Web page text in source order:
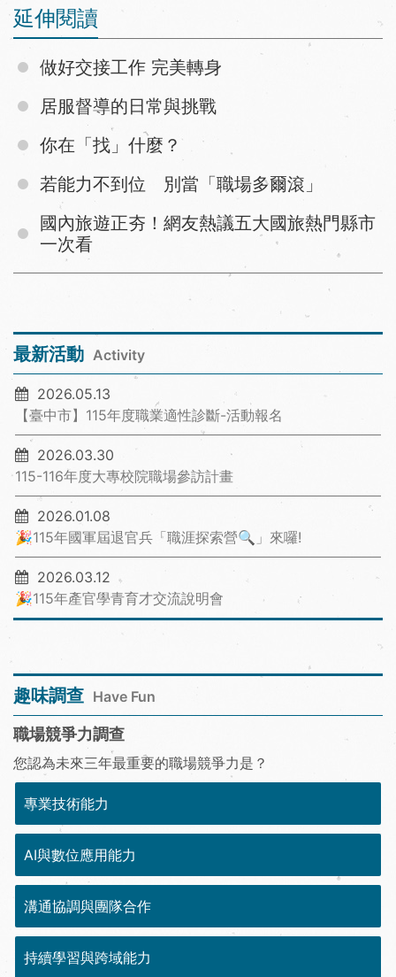
延伸閱讀
做好交接工作 完美轉身
居服督導的日常與挑戰
你在「找」什麼？
若能力不到位 別當「職場多爾滾」
國內旅遊正夯！網友熱議五大國旅熱門縣市
一次看
最新活動 Activity
2026.05.13
【臺中市】115年度職業適性診斷-活動報名
2026.03.30
115-116年度大專校院職場參訪計畫
2026.01.08
🎉115年國軍屆退官兵「職涯探索營🔍」來囉!
2026.03.12
🎉115年產官學青育才交流說明會
趣味調查 Have Fun
職場競爭力調查
您認為未來三年最重要的職場競爭力是？
專業技術能力
AI與數位應用能力
溝通協調與團隊合作
持續學習與跨域能力